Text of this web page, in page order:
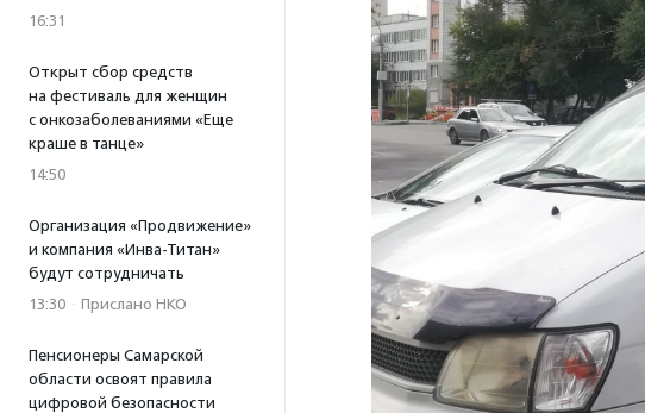
16:31
Открыт сбор средств
на фестиваль для женщин
с онкозаболеваниями «Еще
краше в танце»
14:50
Организация «Продвижение»
и компания «Инва-Титан»
будут сотрудничать
13:30 · Прислано НКО
Пенсионеры Самарской
области освоят правила
цифровой безопасности